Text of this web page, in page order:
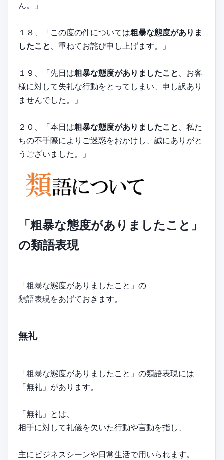
ん。」
１８、「この度の件については粗暴な態度がありま
したこと 、重ねてお詫び申し上げます。」
１９、「先日は粗暴な態度がありましたこと 、お客
様に対して失礼な行動をとってしまい、申し訳あり
ませんでした。」
２０、「本日は粗暴な態度がありましたこと 、私た
ちの不手際によりご迷惑をおかけし、誠にありがと
うございました。」
「粗暴な態度がありましたこと」
の類語表現
「粗暴な態度がありましたこと」の
類語表現をあげておきます。
無礼
「粗暴な態度がありましたこと」の類語表現には
「無礼」があります。
「無礼」とは、
相手に対して礼儀を欠いた行動や言動を指し、
主にビジネスシーンや日常生活で用いられます。